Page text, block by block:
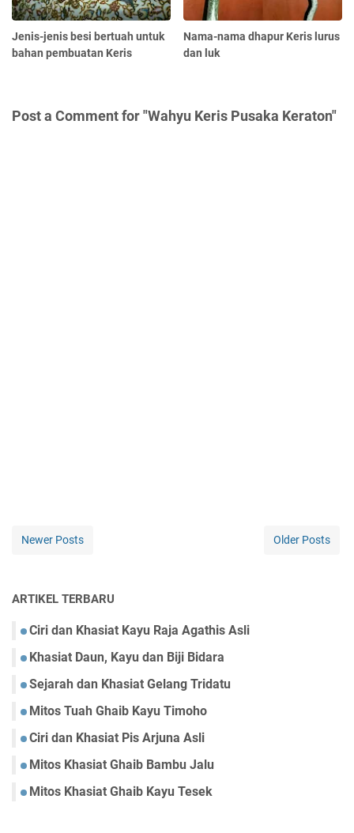
Jenis-jenis besi bertuah untuk
bahan pembuatan Keris
Nama-nama dhapur Keris lurus
dan luk
Post a Comment for "Wahyu Keris Pusaka Keraton"
Newer Posts Older Posts
ARTIKEL TERBARU
Ciri dan Khasiat Kayu Raja Agathis Asli
Khasiat Daun, Kayu dan Biji Bidara
Sejarah dan Khasiat Gelang Tridatu
Mitos Tuah Ghaib Kayu Timoho
Ciri dan Khasiat Pis Arjuna Asli
Mitos Khasiat Ghaib Bambu Jalu
Mitos Khasiat Ghaib Kayu Tesek